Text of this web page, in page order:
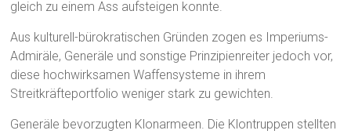
gleich zu einem Ass aufsteigen konnte.
Aus kulturell-bürokratischen Gründen zogen es Imperiums-
Admiräle, Generäle und sonstige Prinzipienreiter jedoch vor,
diese hochwirksamen Waffensysteme in ihrem
Streitkräfteportfolio weniger stark zu gewichten.
Generäle bevorzugten Klonarmeen. Die Klontruppen stellten